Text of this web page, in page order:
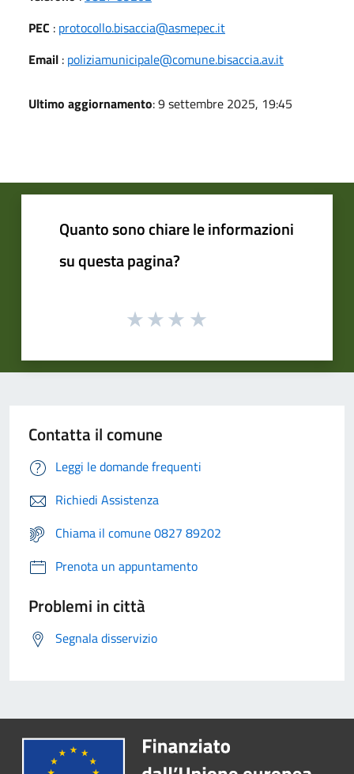
PEC : protocollo.bisaccia@asmepec.it
Email : poliziamunicipale@comune.bisaccia.av.it
Ultimo aggiornamento: 9 settembre 2025, 19:45
Quanto sono chiare le informazioni
su questa pagina?
Contatta il comune
Leggi le domande frequenti
Richiedi Assistenza
Chiama il comune 0827 89202
Prenota un appuntamento
Problemi in città
Segnala disservizio